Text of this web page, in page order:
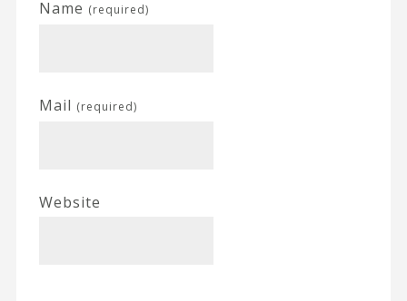
Name (required)
Mail (required)
Website